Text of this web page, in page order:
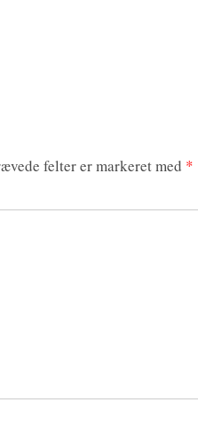
felter er markeret med *